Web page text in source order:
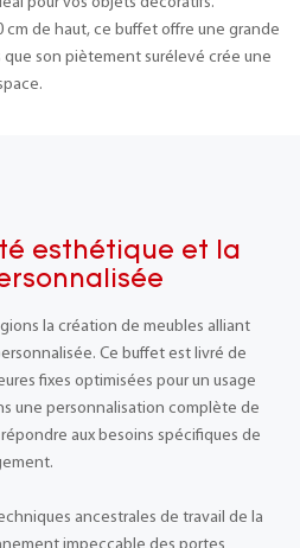
cm de haut, ce buffet offre une grande
son piètement surélevé crée une
esthétique et la
la création de meubles alliant
Ce buffet est livré de
fixes optimisées pour un usage
une personnalisation complète de
aux besoins spécifiques de
ancestrales de travail de la